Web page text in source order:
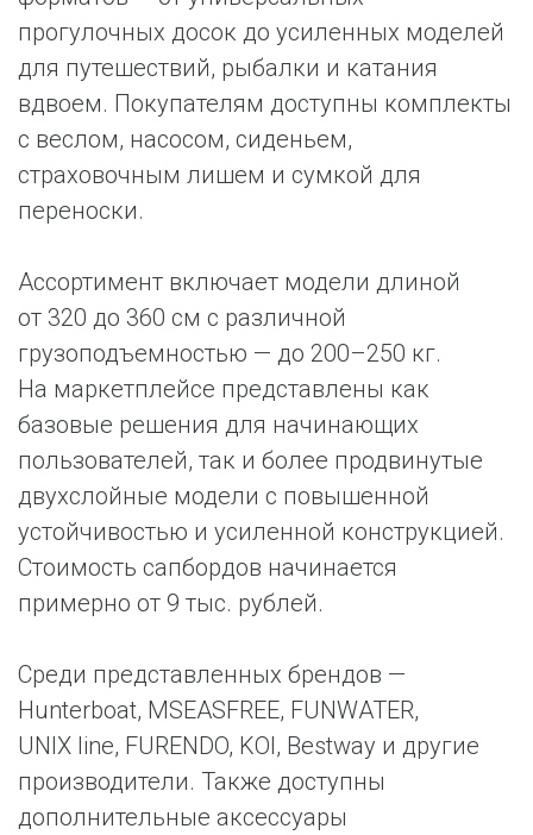
прогулочных досок до усиленных моделей
для путешествий, рыбалки и катания
вдвоем. Покупателям доступны комплекты
с веслом, насосом, сиденьем,
страховочным лишем и сумкой для
переноски.
Ассортимент включает модели длиной
от 320 до 360 см с различной
грузоподъемностью — до 200–250 кг.
На маркетплейсе представлены как
базовые решения для начинающих
пользователей, так и более продвинутые
двухслойные модели с повышенной
устойчивостью и усиленной конструкцией.
Стоимость сапбордов начинается
примерно от 9 тыс. рублей.
Среди представленных брендов —
Hunterboat, MSEASFREE, FUNWATER,
UNIX line, FURENDO, KOI, Bestway и другие
производители. Также доступны
дополнительные аксессуары